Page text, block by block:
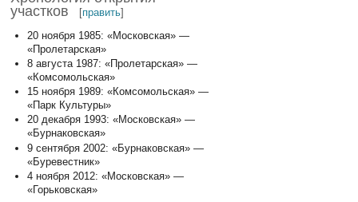
участков
[править]
20 ноября 1985: «Московская» —
«Пролетарская»
8 августа 1987: «Пролетарская» —
«Комсомольская»
15 ноября 1989: «Комсомольская» —
«Парк Культуры»
20 декабря 1993: «Московская» —
«Бурнаковская»
9 сентября 2002: «Бурнаковская» —
«Буревестник»
4 ноября 2012: «Московская» —
«Горьковская»